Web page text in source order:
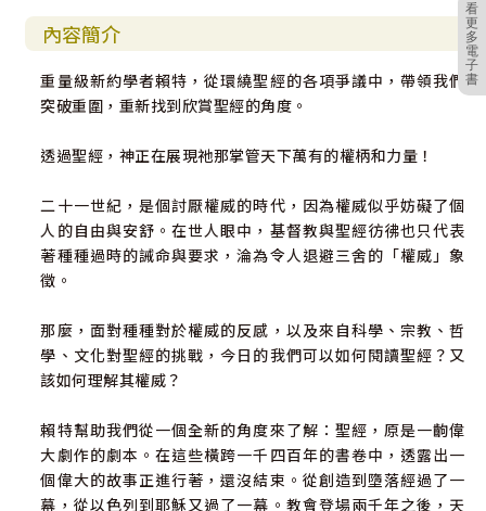
看
更
多
電
子
書
內容簡介
重量級新約學者賴特，從環繞聖經的各項爭議中，帶領我們
突破重圍，重新找到欣賞聖經的角度。
透過聖經，神正在展現祂那掌管天下萬有的權柄和力量！
二十一世紀，是個討厭權威的時代，因為權威似乎妨礙了個
人的自由與安舒。在世人眼中，基督教與聖經彷彿也只代表
著種種過時的誡命與要求，淪為令人退避三舍的「權威」象
徵。
那麼，面對種種對於權威的反感，以及來自科學、宗教、哲
學、文化對聖經的挑戰，今日的我們可以如何閱讀聖經？又
該如何理解其權威？
賴特幫助我們從一個全新的角度來了解：聖經，原是一齣偉
大劇作的劇本。在這些橫跨一千四百年的書卷中，透露出一
個偉大的故事正進行著，還沒結束。從創造到墮落經過了一
幕，從以色列到耶穌又過了一幕。教會登場兩千年之後，天